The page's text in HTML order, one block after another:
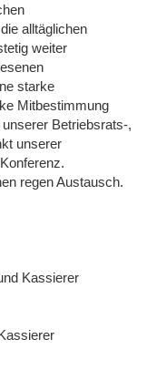
alltäglichen
weiter
starke
Mitbestimmung
Betriebsrats-,
unserer
regen Austausch.
Kassierer